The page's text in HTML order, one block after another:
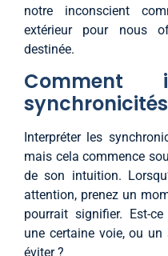
notre inconscient
extérieur pour nous
destinée.
Comment
Interpréter les
mais cela commence
de son intuition.
attention, prenez un
pourrait signifier. Est-
une certaine voie, ou
éviter ?